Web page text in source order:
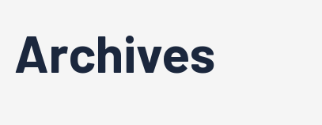
Archives